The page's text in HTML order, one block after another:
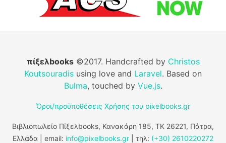
πίξελbooks©2017. Handcrafted by Christos
Koutsouradis using love and Laravel. Based on
Bulma, touched by Vue.js.
Όροι/προϋποθέσεις Χρήσης του pixelbooks.gr
Βιβλιοπωλείο Πίξελbooks, Κανακάρη 185, ΤΚ 26221, Πάτρα,
Ελλάδα | email: info@pixelbooks.gr | τηλ: (+30) 2610220272